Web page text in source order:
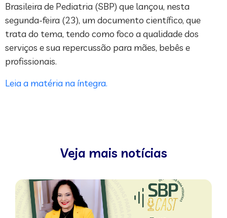
Brasileira de Pediatria (SBP) que lançou, nesta
segunda-feira (23), um documento científico, que
trata do tema, tendo como foco a qualidade dos
serviços e sua repercussão para mães, bebês e
profissionais.
Leia a matéria na íntegra.
Veja mais notícias